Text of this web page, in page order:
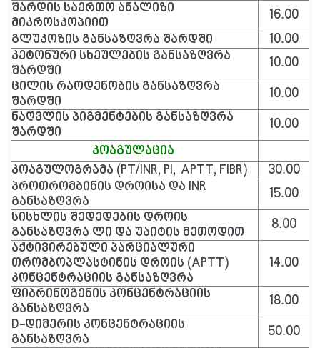
შარდის საერთო ანალიზი
მიკროსკოპიით
16.00
გლუკოზის განსაზღვრა შარდში
10.00
კეტონური სხეულების განსაზღვრა
შარდში
10.00
ცილის რაოდენობის განსაზღვრა
შარდში
10.00
ნაღვლის პიგმენტების განსაზღვრა
შარდში
10.00
კოაგულაცია
კოაგულოგრამა (PT/INR, PI, APTT, FIBR)
30.00
პროთრომბინის დროისა და INR
განსაზღვრა
15.00
სისხლის შედედების დროის
განსაზღვრა ლი და უაიტის მეთოდით
8.00
აქტივირებული პარციალური
თრომბოპლასტინის დროის (APTT)
კონცენტრაციის განსაზღვრა
14.00
ფიბრინოგენის კონცენტრაციის
განსაზღვრა
18.00
D-დიმერის კონცენტრაციის
განსაზღვრა
50.00